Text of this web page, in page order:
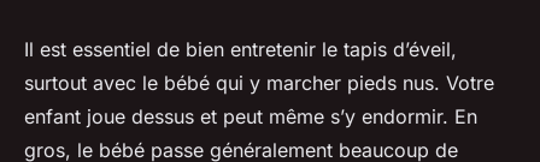
Comment bien entretenir un
tapis d'éveil ?
michelle• 16 octobre 2023•2 min de lecture
Il est essentiel de bien entretenir le tapis d’éveil,
surtout avec le bébé qui y marcher pieds nus. Votre
enfant joue dessus et peut même s’y endormir. En
gros, le bébé passe généralement beaucoup de